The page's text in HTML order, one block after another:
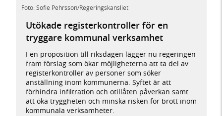
Foto: Sofie Pehrsson/Regeringskansliet
Utökade registerkontroller för en
tryggare kommunal verksamhet
I en proposition till riksdagen lägger nu regeringen
fram förslag som ökar möjligheterna att ta del av
registerkontroller av personer som söker
anställning inom kommunerna. Syftet är att
förhindra infiltration och otillåten påverkan samt
att öka tryggheten och minska risken för brott inom
kommunala verksamheter.